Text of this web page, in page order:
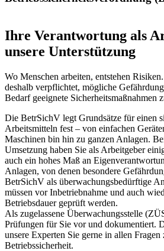
Ihre Verantwortung als
unsere Unterstützung
Wo Menschen arbeiten, entstehen
deshalb verpflichtet, mögliche
Bedarf geeignete Sicherheitsmaßnahmen
Die BetrSichV legt Grundsätze für einen
Arbeitsmitteln fest – von einfachen
Maschinen bin hin zu ganzen Anlagen.
Umsetzung haben Sie als Arbeitgeber
auch ein hohes Maß an
Anlagen, von denen besondere
BetrSichV als überwachungsbedürftige
müssen vor Inbetriebnahme und auch
Betriebsdauer geprüft werden.
Als zugelassene Überwachungsstelle
Prüfungen für Sie vor und dokumentiert.
unsere Experten Sie gerne in allen Fragen
Betriebssicherheit.